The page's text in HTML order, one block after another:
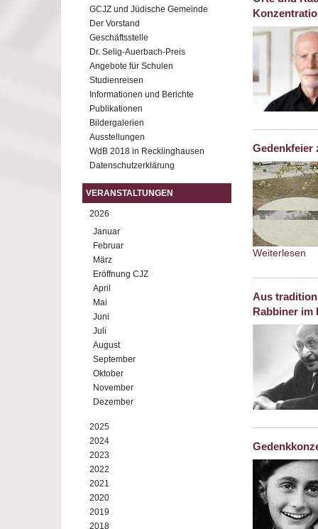
GCJZ und Jüdische Gemeinde
Der Vorstand
Geschäftsstelle
Dr. Selig-Auerbach-Preis
Angebote für Schulen
Studienreisen
Informationen und Berichte
Publikationen
Bildergalerien
Ausstellungen
WdB 2018 in Recklinghausen
Datenschutzerklärung
VERANSTALTUNGEN
2026
Januar
Februar
März
Eröffnung CJZ
April
Mai
Juni
Juli
August
September
Oktober
November
Dezember
2025
2024
2023
2022
2021
2020
2019
2018
Gedenkfeier
Weiterlesen
Aus
Rabbiner im